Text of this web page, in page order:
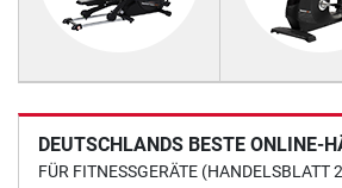
DEUTSCHLANDS BESTE ONLINE-
FÜR FITNESSGERÄTE (HANDELSBLATT